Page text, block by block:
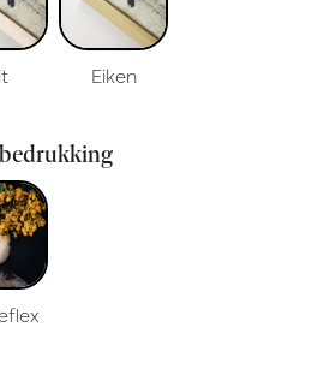
Eiken